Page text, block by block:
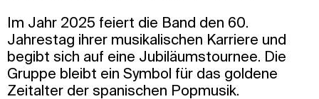
Im Jahr 2025 feiert die Band den 60.
Jahrestag ihrer musikalischen Karriere und
begibt sich auf eine Jubiläumstournee. Die
Gruppe bleibt ein Symbol für das goldene
Zeitalter der spanischen Popmusik.